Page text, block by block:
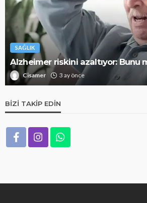
SAĞLIK
Alzheimer riskini azaltıyor: Bunu
Cisamer 3 ay önce
BIZI TAKIP EDIN